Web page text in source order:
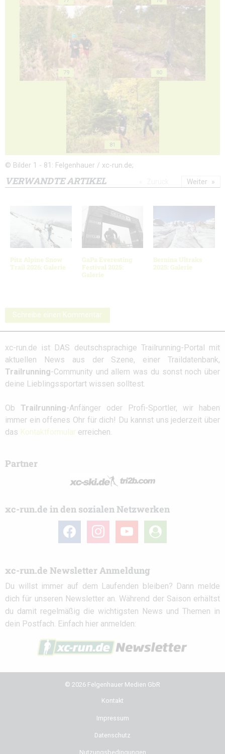
79 80
81
© Bilder 1 - 81: Felgenhauer / xc-run.de;
VERWANDTE ARTIKEL
Pitz Alpine Snow
Trail 2026: Galerie
GaPa Everesting
Festival 2025:
Galerie
Bernina Ultraks
2025: Galerie
Weiter
Schreibe einen Kommentar
xc-run.de ist DAS deutschsprachige Trailrunning-Portal mit
aktuellen News aus der Szene, einer Traildatenbank,
Trailrunning-Community und allem was du sonst noch über
deine Lieblingssportart wissen solltest.
Ob Trailrunning-Anfänger oder Profi-Sportler, wir haben
immer ein offenes Ohr für dich! Du kannst uns jederzeit über
das Kontaktformular erreichen.
Partner
xc-run.de in den sozialen Netzwerken
facebook instagramyoutube
user-
circle
xc-run.de Newsletter Anmeldung
Du willst immer auf dem Laufenden bleiben? Dann melde
dich für unseren Newsletter an. Während der Saison erhältst
du damit regelmäßig die wichtigsten News und Themen in
dein Postfach. Einfach hier anmelden:
© 2026 Felgenhauer Medien GbR
Kontakt
Impressum
Datenschutz
Nutzungsbedingungen